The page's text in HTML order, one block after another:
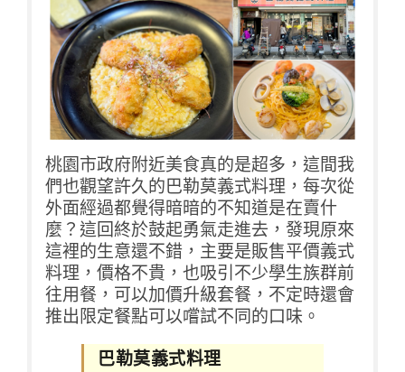
桃園市政府附近美食真的是超多，這間我
們也觀望許久的巴勒莫義式料理，每次從
外面經過都覺得暗暗的不知道是在賣什
麼？這回終於鼓起勇氣走進去，發現原來
這裡的生意還不錯，主要是販售平價義式
料理，價格不貴，也吸引不少學生族群前
往用餐，可以加價升級套餐，不定時還會
推出限定餐點可以嚐試不同的口味。
巴勒莫義式料理